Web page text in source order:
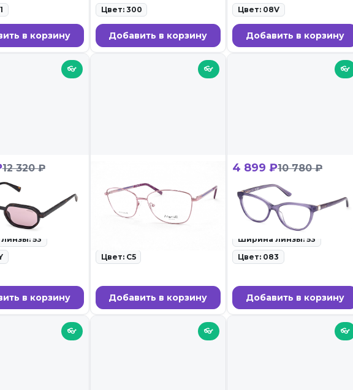
в корзину
Цвет: 300
Добавить в корзину
Цвет: 08V
Добавить в корзину
👓
12 320 ₽
00233 52Y
• Солнцезащитные
53
в корзину
👓
ALANIE 7978 C5
ID: 118989 • Оправы для очков
• 27.02.26
Цвет: C5
Добавить в корзину
👓
4 899 ₽10 780 ₽
Guess GU 50195 083
ID: 118668 • Оправы для очков
• 27.02.26
Ширина линзы: 53
Цвет: 083
Добавить в корзину
👓 👓 👓